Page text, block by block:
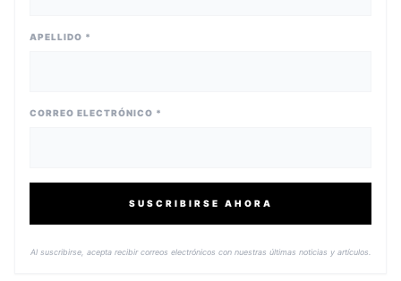
APELLIDO *
CORREO ELECTRÓNICO *
SUSCRIBIRSE AHORA
Al suscribirse, acepta recibir correos electrónicos con nuestras últimas noticias y artículos.